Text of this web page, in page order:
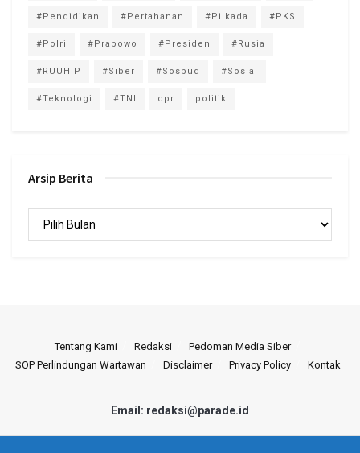
#Pendidikan #Pertahanan #Pilkada #PKS
#Polri #Prabowo #Presiden #Rusia
#RUUHIP #Siber #Sosbud #Sosial
#Teknologi #TNI dpr politik
Arsip Berita
Tentang Kami Redaksi
Pedoman Media Siber
SOP Perlindungan Wartawan
Disclaimer Privacy Policy Kontak
Email: redaksi@parade.id